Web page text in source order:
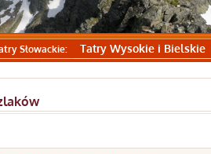
Słowackie: Tatry Wysokie i Bielskie